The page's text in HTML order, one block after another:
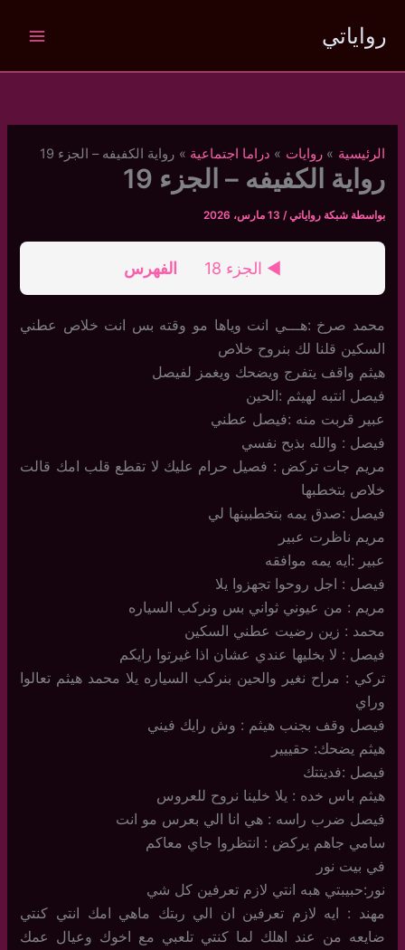
المحتوى
رواياتي
الرئيسية روايات دراما اجتماعية رواية الكفيفه – الجزء 19
رواية الكفيفه – الجزء 19
بواسطة شبكة رواياتي/ 13 مارس، 2026
◄ الجزء 18 الفهرس
محمد صرخ :هـــي انت وياها مو وقته بس انت خلاص عطني
السكين قلنا لك بنروح خلاص
هيثم واقف يتفرج ويضحك ويغمز لفيصل
فيصل انتبه لهيثم :الحين
عبير قربت منه :فيصل عطني
فيصل : والله بذبح نفسي
مريم جات تركض : فصيل حرام عليك لا تقطع قلب امك قالت
خلاص بتخطبها
فيصل :صدق يمه بتخطبينها لي
مريم ناظرت عبير
عبير :ايه يمه موافقه
فيصل : اجل روحوا تجهزوا يلا
مريم : من عيوني ثواني بس ونركب السياره
محمد : زين رضيت عطني السكين
فيصل : لا بخليها عندي عشان اذا غيرتوا رايكم
تركي : مراح نغير والحين بنركب السياره يلا محمد هيثم تعالوا
وراي
فيصل وقف بجنب هيثم : وش رايك فيني
هيثم يضحك: حقييير
فيصل :فديتتك
هيثم باس خده : يلا خلينا نروح للعروس
فيصل ضرب راسه : هي انا الي بعرس مو انت
سامي جاهم يركض : انتظروا جاي معاكم
في بيت نور
نور:حبيبتي هبه انتي لازم تعرفين كل شي
مهند : ايه لازم تعرفين ان الي ربتك ماهي امك انتي كنتي
ضايعه من عند اهلك لما كنتي تلعبي مع اخوك وعيال عمك